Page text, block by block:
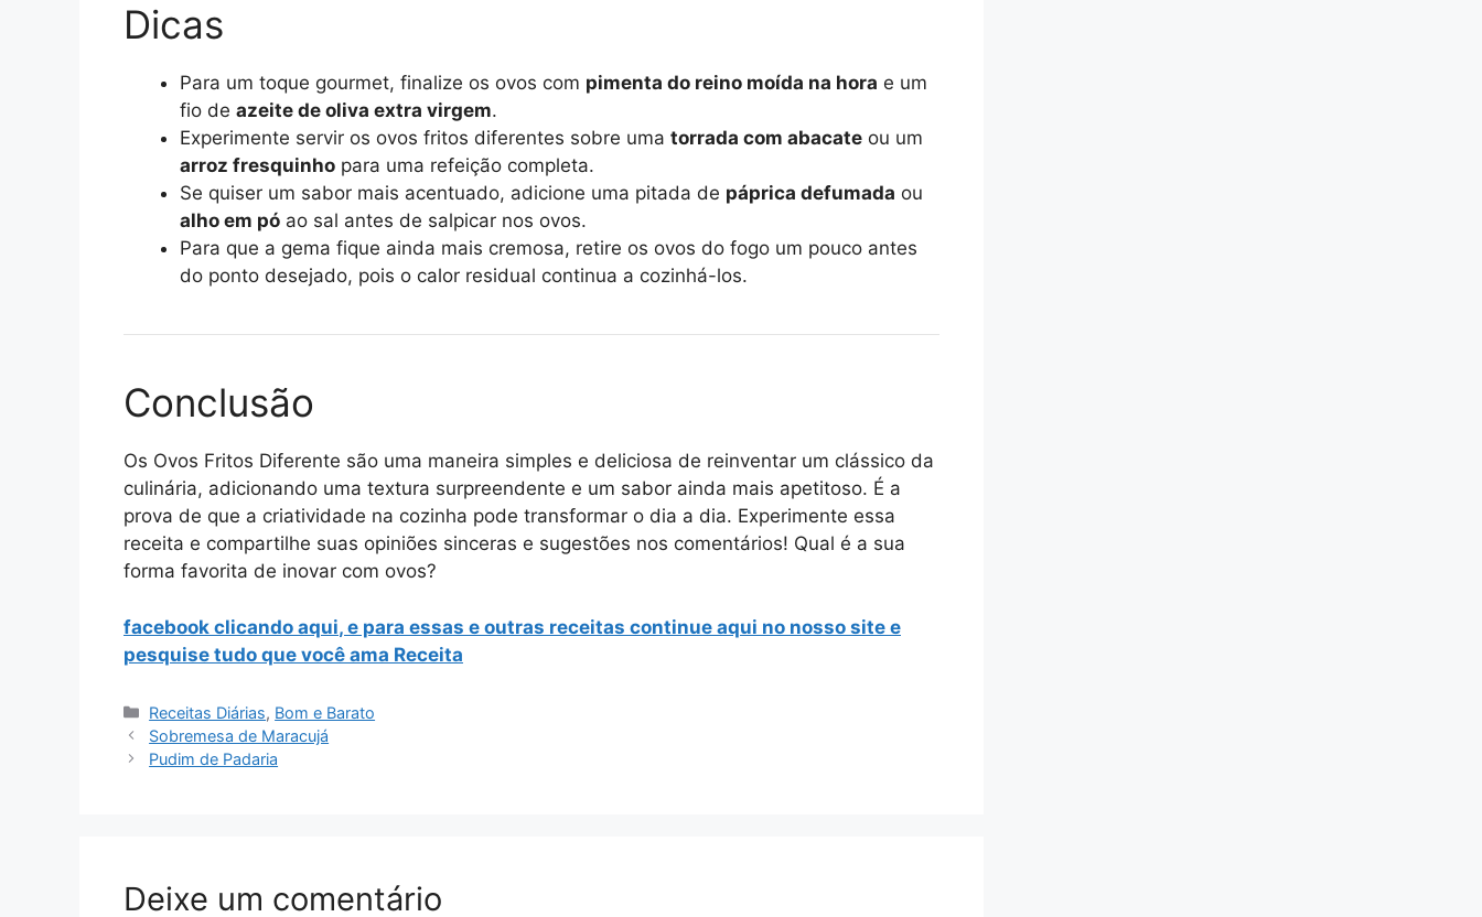
Dicas
Para um toque gourmet, finalize os ovos com pimenta do reino moída na hora e um
fio de azeite de oliva extra virgem.
Experimente servir os ovos fritos diferentes sobre uma torrada com abacate ou um
arroz fresquinho para uma refeição completa.
Se quiser um sabor mais acentuado, adicione uma pitada de páprica defumada ou
alho em pó ao sal antes de salpicar nos ovos.
Para que a gema fique ainda mais cremosa, retire os ovos do fogo um pouco antes
do ponto desejado, pois o calor residual continua a cozinhá-los.
Conclusão
Os Ovos Fritos Diferente são uma maneira simples e deliciosa de reinventar um clássico da
culinária, adicionando uma textura surpreendente e um sabor ainda mais apetitoso. É a
prova de que a criatividade na cozinha pode transformar o dia a dia. Experimente essa
receita e compartilhe suas opiniões sinceras e sugestões nos comentários! Qual é a sua
forma favorita de inovar com ovos?
facebook clicando aqui, e para essas e outras receitas continue aqui no nosso site e
pesquise tudo que você ama Receita
Categorias
Receitas Diárias, Bom e Barato
Sobremesa de Maracujá
Pudim de Padaria
Deixe um comentário